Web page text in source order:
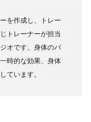
を作成し、トレー
トレーナーが担当
オです。身体のバ
時的な効果、身体
ています。